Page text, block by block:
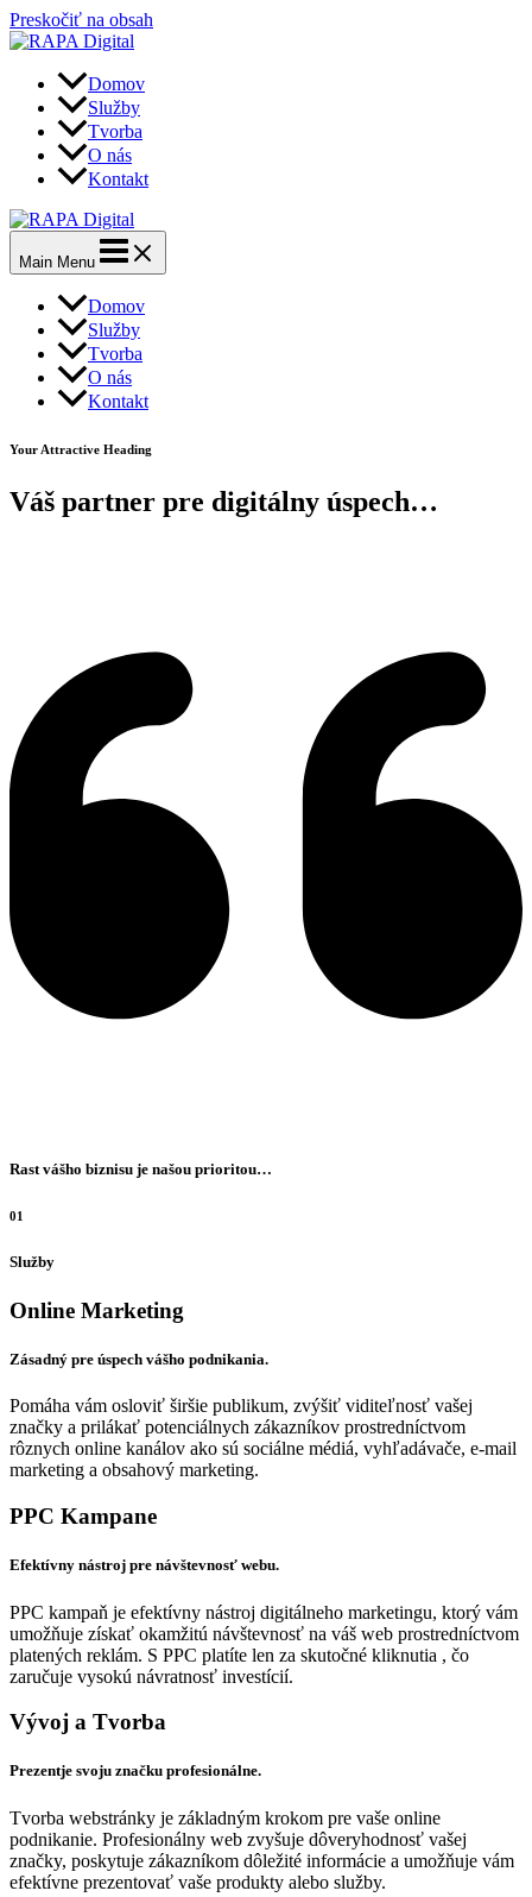
Preskočiť na obsah
Domov
Služby
Tvorba
O nás
Kontakt
Main Menu
Domov
Služby
Tvorba
O nás
Kontakt
Your Attractive Heading
Váš partner pre digitálny úspech…
Rast vášho biznisu je našou prioritou…
01
Služby
Online Marketing
Zásadný pre úspech vášho podnikania.
Pomáha vám osloviť širšie publikum, zvýšiť viditeľnosť vašej
značky a prilákať potenciálnych zákazníkov prostredníctvom
rôznych online kanálov ako sú sociálne médiá, vyhľadávače, e-mail
marketing a obsahový marketing.
PPC Kampane
Efektívny nástroj pre návštevnosť webu.
PPC kampaň je efektívny nástroj digitálneho marketingu, ktorý vám
umožňuje získať okamžitú návštevnosť na váš web prostredníctvom
platených reklám. S PPC platíte len za skutočné kliknutia , čo
zaručuje vysokú návratnosť investícií.
Vývoj a Tvorba
Prezentje svoju značku profesionálne.
Tvorba webstránky je základným krokom pre vaše online
podnikanie. Profesionálny web zvyšuje dôveryhodnosť vašej
značky, poskytuje zákazníkom dôležité informácie a umožňuje vám
efektívne prezentovať vaše produkty alebo služby.